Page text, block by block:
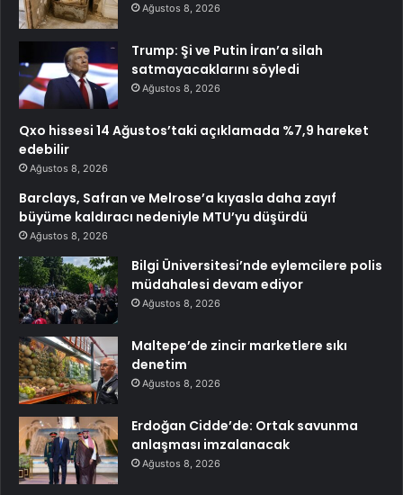
Ağustos 8, 2026
Trump: Şi ve Putin İran’a silah
satmayacaklarını söyledi
Ağustos 8, 2026
Qxo hissesi 14 Ağustos’taki açıklamada %7,9 hareket
edebilir
Ağustos 8, 2026
Barclays, Safran ve Melrose’a kıyasla daha zayıf
büyüme kaldıracı nedeniyle MTU’yu düşürdü
Ağustos 8, 2026
Bilgi Üniversitesi’nde eylemcilere polis
müdahalesi devam ediyor
Ağustos 8, 2026
Maltepe’de zincir marketlere sıkı
denetim
Ağustos 8, 2026
Erdoğan Cidde’de: Ortak savunma
anlaşması imzalanacak
Ağustos 8, 2026